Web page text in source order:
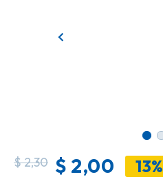
$2,30 $ 2,00 13%